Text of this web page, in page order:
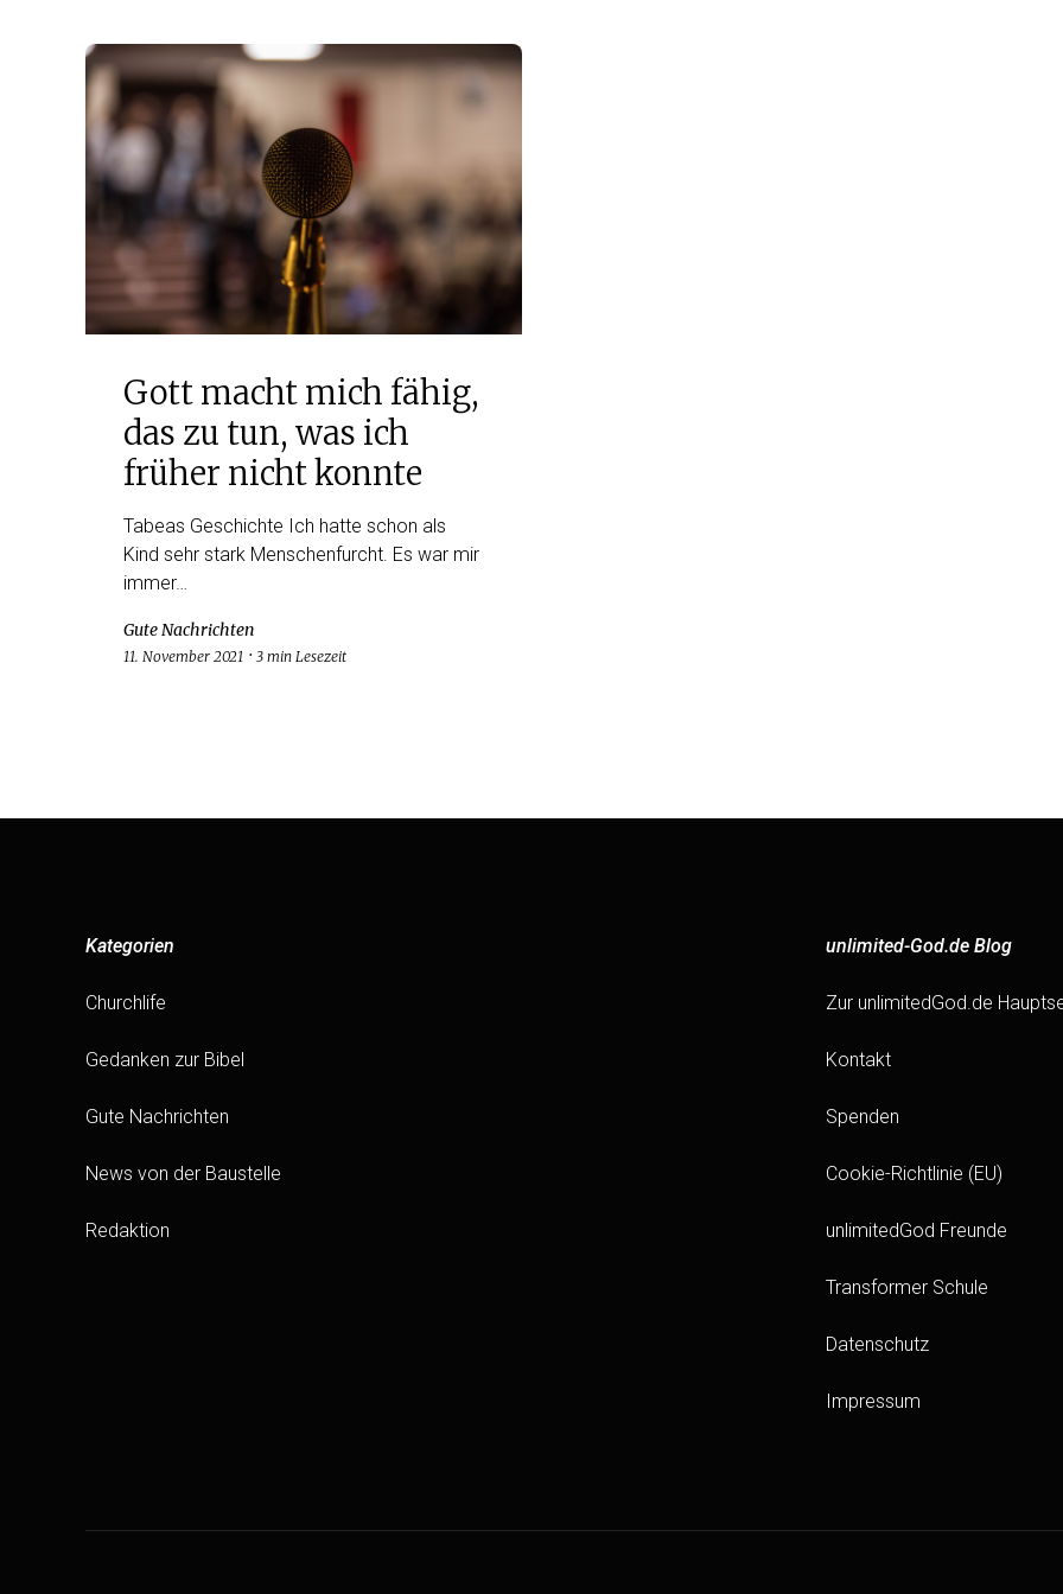
Gott macht mich fähig,
das zu tun, was ich
früher nicht konnte
Tabeas Geschichte Ich hatte schon als
Kind sehr stark Menschenfurcht. Es war mir
immer…
Gute Nachrichten
11. November 2021 3 min Lesezeit
Kategorien
Churchlife
Gedanken zur Bibel
Gute Nachrichten
News von der Baustelle
Redaktion
unlimited-God.de Blog
Zur unlimitedGod.de
Kontakt
Spenden
Cookie-Richtlinie (EU)
unlimitedGod Freunde
Transformer Schule
Datenschutz
Impressum